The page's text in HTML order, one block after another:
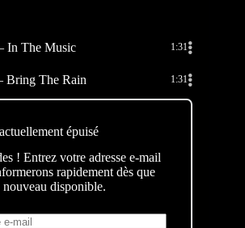
In The Music 1:31
Bring The Rain 1:31
épuisé
! Entrez votre adresse e-mail
rapidement dès que
nouveau disponible.